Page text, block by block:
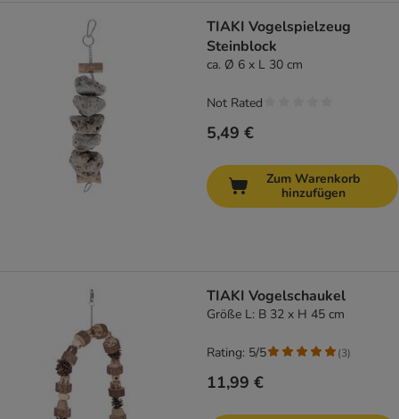
TIAKI Vogelspielzeug
Steinblock
ca. Ø 6 x L 30 cm
5,49 €
Not Rated
Zum Warenkorb
hinzufügen
TIAKI Vogelschaukel
Größe L: B 32 x H 45 cm
11,99 €
Rating: 5/5 (3)